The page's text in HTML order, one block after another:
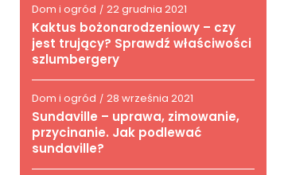
Dom i ogród / 22 grudnia 2021
Kaktus bożonarodzeniowy – czy
jest trujący? Sprawdź właściwości
szlumbergery
Dom i ogród / 28 września 2021
Sundaville – uprawa, zimowanie,
przycinanie. Jak podlewać
sundaville?